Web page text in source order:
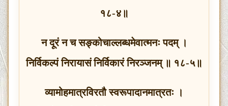
१८-४॥
न दूरं न च सङ्कोचाल्लब्धमेवात्मनः पदम् ।
निर्विकल्पं निरायासं निर्विकारं निरञ्जनम् ॥ १८-५॥
व्यामोहमात्रविरतौ स्वरूपादानमात्रतः ।